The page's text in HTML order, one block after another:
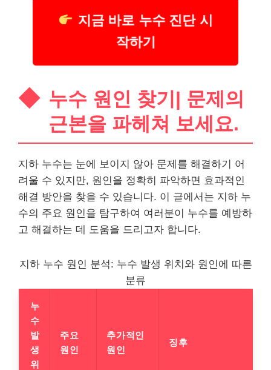
지금 바로 누수 진단 시
작하기
누수 원인 찾기| 문제의
근본을 파헤쳐 보세요.
지하 누수는 눈에 보이지 않아 문제를 해결하기 어
려울 수 있지만, 원인을 정확히 파악하면 효과적인
해결 방안을 찾을 수 있습니다. 이 글에서는 지하 누
수의 주요 원인을 탐구하여 여러분이 누수를 예방하
고 해결하는 데 도움을 드리고자 합니다.
지하 누수 원인 분석: 누수 발생 위치와 원인에 따른
분류
누
수
발
생
위
주요
원인
추가적인
원인
징후